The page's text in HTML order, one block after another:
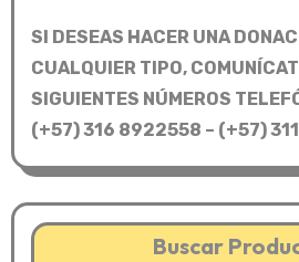
SI DESEAS HACER UNA
CUALQUIER TIPO,
SIGUIENTES NÚMEROS
(+57) 316 8922558 – (+57)
Buscar